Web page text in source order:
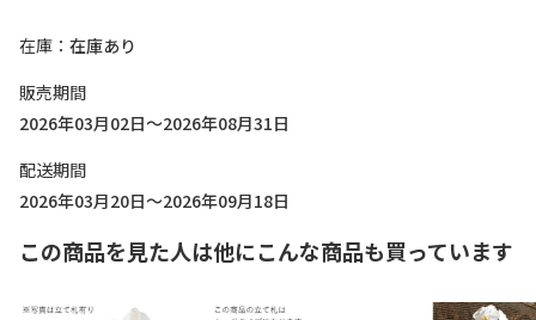
在庫
在庫あり
販売期間
2026年03月02日～2026年08月31日
配送期間
2026年03月20日～2026年09月18日
この商品を見た人は他にこんな商品も買っています